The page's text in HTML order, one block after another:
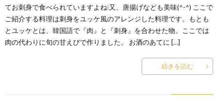
てお刺身で食べられていますよね❕又、唐揚げなども美味(^-^) ここで
ご紹介する料理は刺身をユッケ風のアレンジした料理です。もとも
とユッケとは、韓国語で『肉』と『刺身』を合わせた物。ここでは
肉の代わりに旬の甘えびで作りました。 お酒のあてに […]
続きを読む